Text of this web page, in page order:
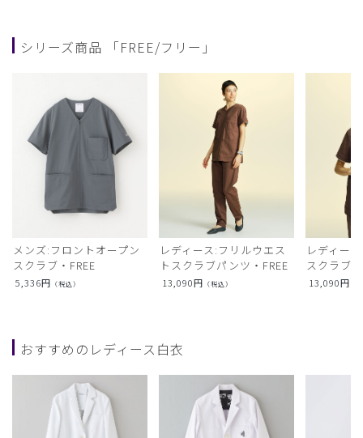
シリーズ商品 「FREE/フリー」
メンズ:フロントオープン
スクラブ・FREE
5,336円 （税込）
レディース:フリルウエス
トスクラブパンツ・FREE
13,090円 （税込）
レディー
スクラブ
13,090円
おすすめのレディース白衣